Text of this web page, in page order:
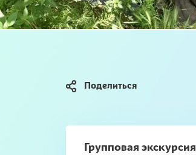
Поделиться
Групповая экскурсия